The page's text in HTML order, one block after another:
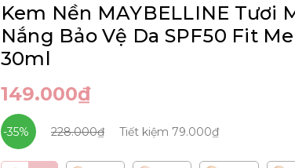
Kem Nền MAYBELLINE Tươi
Nắng Bảo Vệ Da SPF50 Fit
30ml
149.000₫
-35% 228.000₫ Tiết kiệm 79.000₫